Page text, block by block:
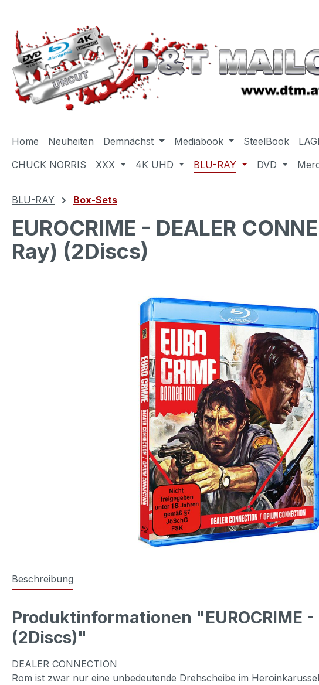
Home Neuheiten Demnächst Mediabook SteelBook
CHUCK NORRIS
XXX 4K UHD BLU-RAY DVD
BLU-RAY Box-Sets
EUROCRIME - DEALER
Ray) (2Discs)
Beschreibung
Produktinformationen "EUROCRIME -
(2Discs)"
DEALER CONNECTION
Rom ist zwar nur eine unbedeutende Drehscheibe im